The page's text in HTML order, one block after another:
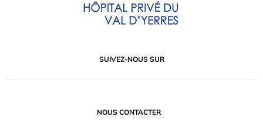
SUIVEZ-NOUS SUR
NOUS CONTACTER